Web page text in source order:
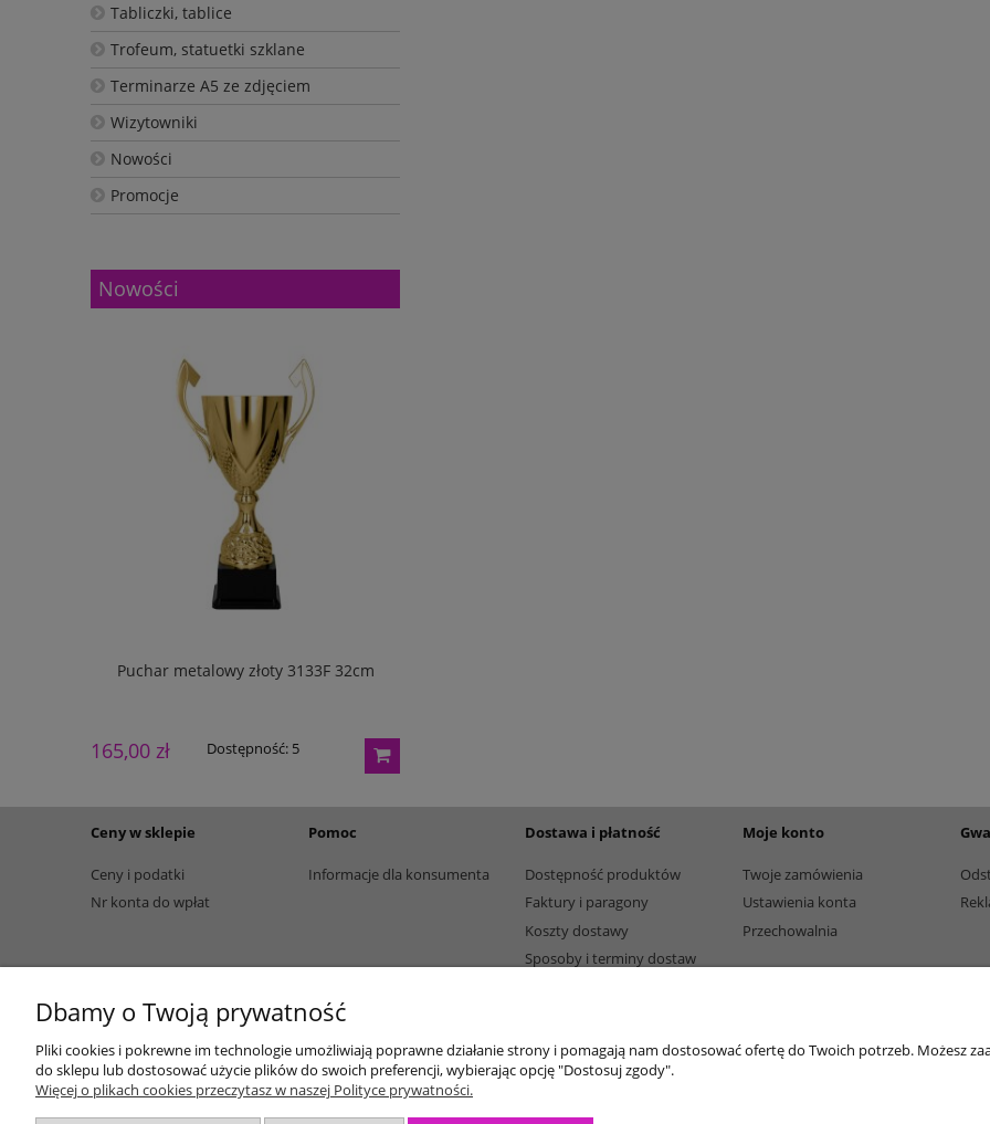
Tabliczki, tablice
Trofeum, statuetki szklane
Terminarze A5 ze zdjęciem
Wizytowniki
Nowości
Promocje
Nowości
Puchar metalowy złoty 3133F 32cm
165,00 zł Dostępność: 5
Ceny w sklepie
Ceny i podatki
Nr konta do wpłat
Pomoc
Informacje dla konsumenta
Dostawa i płatność
Dostępność produktów
Faktury i paragony
Koszty dostawy
Sposoby i terminy dostaw
Moje konto
Twoje zamówienia
Ustawienia konta
Przechowalnia
Dbamy o Twoją prywatność
Pliki cookies i pokrewne im technologie umożliwiają poprawne działanie strony i pomagają nam dostosować ofertę do Twoich potrzeb. Możesz
do sklepu lub dostosować użycie plików do swoich preferencji, wybierając opcję "Dostosuj zgody".
Więcej o plikach cookies przeczytasz w naszej Polityce prywatności.